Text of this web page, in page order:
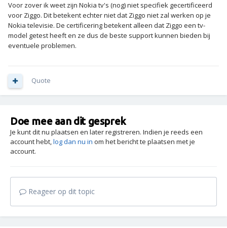
Voor zover ik weet zijn Nokia tv's (nog) niet specifiek gecertificeerd
voor Ziggo. Dit betekent echter niet dat Ziggo niet zal werken op je
Nokia televisie. De certificering betekent alleen dat Ziggo een tv-
model getest heeft en ze dus de beste support kunnen bieden bij
eventuele problemen.
Quote
Doe mee aan dit gesprek
Je kunt dit nu plaatsen en later registreren. Indien je reeds een
account hebt,log dan nu in om het bericht te plaatsen met je
account.
Reageer op dit topic